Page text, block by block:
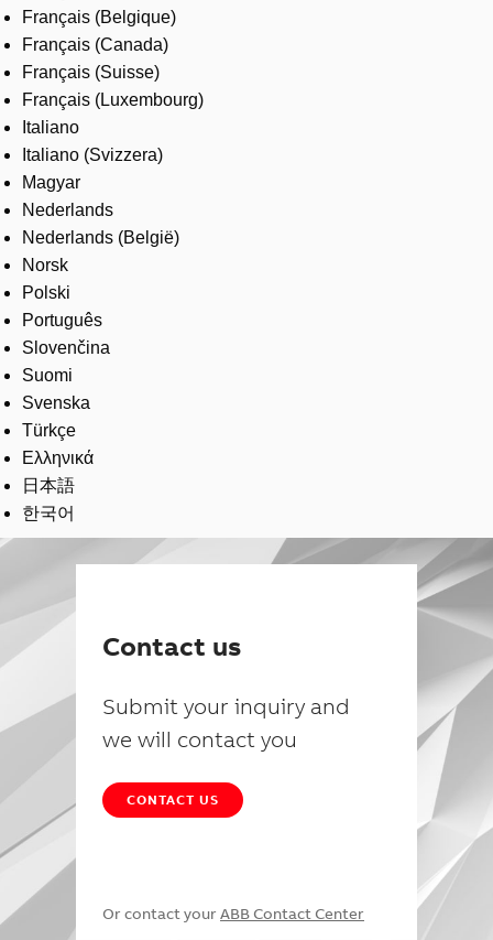
Français (Belgique)
Français (Canada)
Français (Suisse)
Français (Luxembourg)
Italiano
Italiano (Svizzera)
Magyar
Nederlands
Nederlands (België)
Norsk
Polski
Português
Slovenčina
Suomi
Svenska
Türkçe
Ελληνικά
日本語
한국어
Contact us
Submit your inquiry and
we will contact you
CONTACT US
Or contact your ABB Contact Center